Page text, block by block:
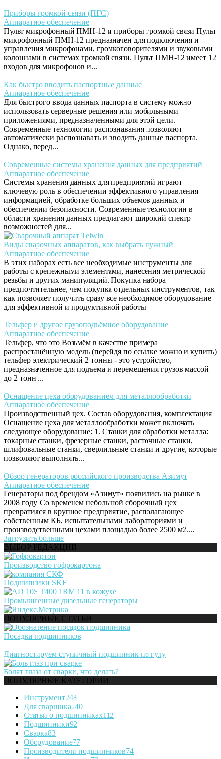
Приборы громкой связи (ПГС)
Аппаратное обеспечение
Пульт микрофонный ПМН-12 и приборы громкой связи Пульт
микрофонный ПМН-12 предназначен для подключения и
управления микрофонами, громкоговорителями и звуковыми
колоннами в системах громкой связи. Пульт ПМН-12 имеет 12
входов для микрофонов и...
Как быстро вводить паспортные данные
Аппаратное обеспечение
Для быстрого ввода данных паспорта в систему можно
использовать серверные решения или мобильными
приложениями, предназначенными для этой цели.
Современные технологии распознавания позволяют
автоматически распознавать и вводить данные паспорта.
Однако, перед...
Современные системы хранения данных для предприятий
Аппаратное обеспечение
Cистемы хранения данных для предприятий играют
ключевую роль в обеспечении эффективного управления
информацией, обработке больших объемов данных и
обеспечении безопасности. Современные технологии в
области хранения данных предлагают широкий спектр
возможностей для...
Виды сварочных аппаратов, как выбрать нужный
Аппаратное обеспечение
В этих наборах есть все необходимые инструменты для
работы с крепежными элементами, нанесения метрической
резьбы и других манипуляций. Покупка набора
предпочтительнее, чем покупка отдельных инструментов, так
как позволяет получить сразу все необходимое оборудование
для эффективной и продуктивной работы.
Тельфер и другое грузоподъёмное оборудование
Аппаратное обеспечение
Тельфер, что это Возьмём в качестве примера
распростанённую модель (перейдя по ссылке можно и купить)
тельфер электрический 2 тонны - это устройство,
предназначенное для подъема и перемещения грузов массой
до 2 тонн....
Оснащение цеха оборудованием для металлообработки
Аппаратное обеспечение
Производственный цех. Состав оборудования, комплектация
Оснащение цеха для металлообработки может включать
следующее оборудование: 1. Станки для обработки металла:
токарные станки, фрезерные станки, расточные станки,
шлифовальные станки, сверлильные станки и другие, которые
позволяют выполнять...
Обзор генераторов российского производства Азимут
Аппаратное обеспечение
Генераторы под брендом «Азимут» появились на рынке в
2008 году. Со временем небольшой сборочный цех
превратился в крупное предприятие, располагающее
собственным КБ, испытательными лабораториями и
производственными цехами площадью более 2500 м2....
Загрузить больше
ВЫБОР РЕДАКЦИИ
Производство гофрокартона
Подшипники SKF
Промышленные дизельные генераторы
ПОПУЛЯРНЫЕ СТАТЬИ
Посадка подшипников
Диагностируем ступичный подшипник по гулу
Болят глаза от сварки, что делать?
ПОПУЛЯРНЫЕ КАТЕГОРИИ
Инструмент248
Для сварщика240
Статьи о подшипниках112
Подшипники92
Сварка83
Оборудование77
Производители подшипников74